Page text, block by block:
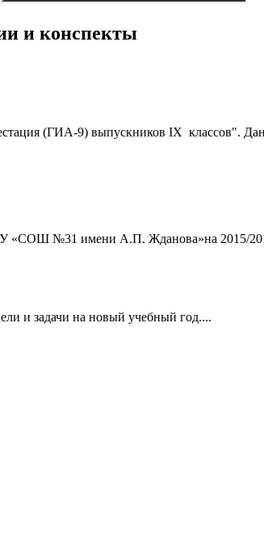
и конспекты
(ГИА-9) выпускников IX классов".
«СОШ №31 имени А.П. Жданова»на 2015/
и задачи на новый учебный год....